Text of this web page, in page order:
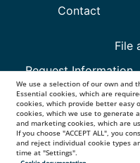
We use a selection of our own and
Essential cookies, which are
cookies, which provide better easy
cookies, which we use to generate
and marketing cookies, which are
If you choose "ACCEPT ALL", you
and reject individual cookie types
time at "Settings".